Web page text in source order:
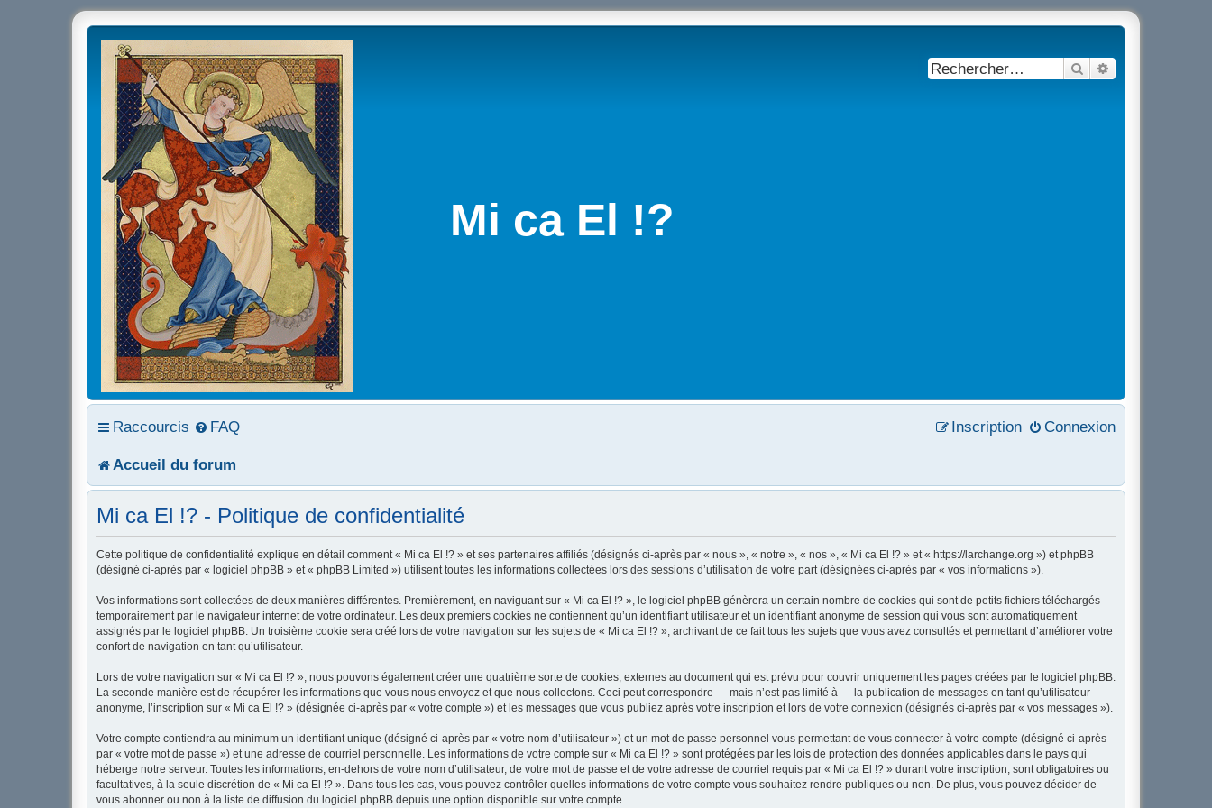
Mi ca El !?
Rechercher
Raccourcis FAQ Connexion
Inscription
Accueil du forum
Mi ca El !? - Politique de confidentialité
Cette politique de confidentialité explique en détail comment « Mi ca El !? » et ses partenaires affiliés (désignés ci-après par « nous », « notre », « nos », « Mi ca El !? » et « https://larchange.org ») et phpBB
(désigné ci-après par « logiciel phpBB » et « phpBB Limited ») utilisent toutes les informations collectées lors des sessions d’utilisation de votre part (désignées ci-après par « vos informations »).
Vos informations sont collectées de deux manières différentes. Premièrement, en naviguant sur « Mi ca El !? », le logiciel phpBB génèrera un certain nombre de cookies qui sont de petits fichiers téléchargés
temporairement par le navigateur internet de votre ordinateur. Les deux premiers cookies ne contiennent qu’un identifiant utilisateur et un identifiant anonyme de session qui vous sont automatiquement
assignés par le logiciel phpBB. Un troisième cookie sera créé lors de votre navigation sur les sujets de « Mi ca El !? », archivant de ce fait tous les sujets que vous avez consultés et permettant d’améliorer votre
confort de navigation en tant qu’utilisateur.
Lors de votre navigation sur « Mi ca El !? », nous pouvons également créer une quatrième sorte de cookies, externes au document qui est prévu pour couvrir uniquement les pages créées par le logiciel phpBB.
La seconde manière est de récupérer les informations que vous nous envoyez et que nous collectons. Ceci peut correspondre — mais n’est pas limité à — la publication de messages en tant qu’utilisateur
anonyme, l’inscription sur « Mi ca El !? » (désignée ci-après par « votre compte ») et les messages que vous publiez après votre inscription et lors de votre connexion (désignés ci-après par « vos messages »).
Votre compte contiendra au minimum un identifiant unique (désigné ci-après par « votre nom d’utilisateur ») et un mot de passe personnel vous permettant de vous connecter à votre compte (désigné ci-après
par « votre mot de passe ») et une adresse de courriel personnelle. Les informations de votre compte sur « Mi ca El !? » sont protégées par les lois de protection des données applicables dans le pays qui
héberge notre serveur. Toutes les informations, en-dehors de votre nom d’utilisateur, de votre mot de passe et de votre adresse de courriel requis par « Mi ca El !? » durant votre inscription, sont obligatoires ou
facultatives, à la seule discrétion de « Mi ca El !? ». Dans tous les cas, vous pouvez contrôler quelles informations de votre compte vous souhaitez rendre publiques ou non. De plus, vous pouvez décider de
vous abonner ou non à la liste de diffusion du logiciel phpBB depuis une option disponible sur votre compte.